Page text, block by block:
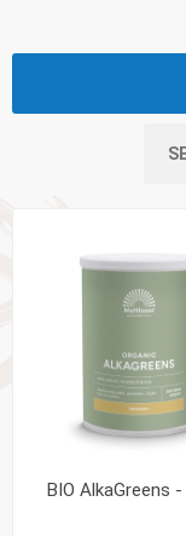
BIO AlkaGreens